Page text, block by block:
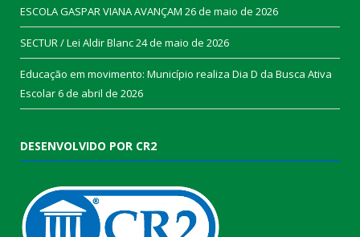
ESCOLA GASPAR VIANA AVANÇAM 26 de maio de 2026
SECTUR / Lei Aldir Blanc24 de maio de 2026
Educação em movimento: Município realiza Dia D da Busca Ativa
Escolar6 de abril de 2026
DESENVOLVIDO POR CR2